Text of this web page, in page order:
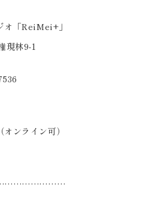
オ「ReiMei+」
現林9-1
ンライン可）